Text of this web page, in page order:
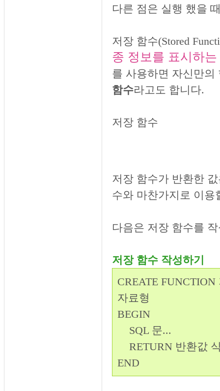
다른 점은 실행 했을
저장 함수(Stored
종 정보를 표시하
를 사용하면 자신만
함수라고도 합니다.
저장 함수
저장 함수가 반환한
수와 마찬가지로 이용
다음은 저장 함수를
저장 함수 작성하기
CREATE
자료형
BEGIN
SQL 문...
RETURN 반환값
END